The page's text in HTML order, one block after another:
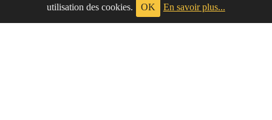
utilisation des cookies.
OK En savoir plus...